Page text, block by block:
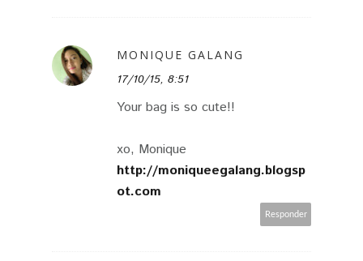
MONIQUE GALANG
17/10/15, 8:51
Your bag is so cute!!
xo, Monique
http://moniqueegalang.blogsp
ot.com
Responder